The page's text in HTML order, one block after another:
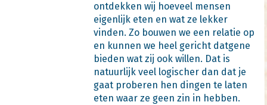
ontdekken wij hoeveel mensen
eigenlijk eten en wat ze lekker
vinden. Zo bouwen we een relatie op
en kunnen we heel gericht datgene
bieden wat zij ook willen. Dat is
natuurlijk veel logischer dan dat je
gaat proberen hen dingen te laten
eten waar ze geen zin in hebben.